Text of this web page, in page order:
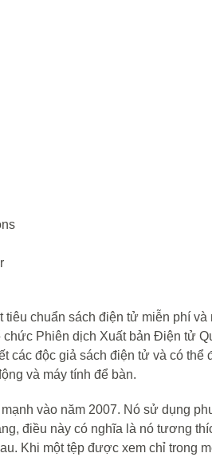
tiêu chuẩn sách điện tử miễn phí và
Phiên dịch Xuất bản Điện tử
các độc giả sách điện tử và có thể
và máy tính để bàn.
vào năm 2007. Nó sử dụng
điều này có nghĩa là nó tương
Khi một tệp được xem chỉ trong